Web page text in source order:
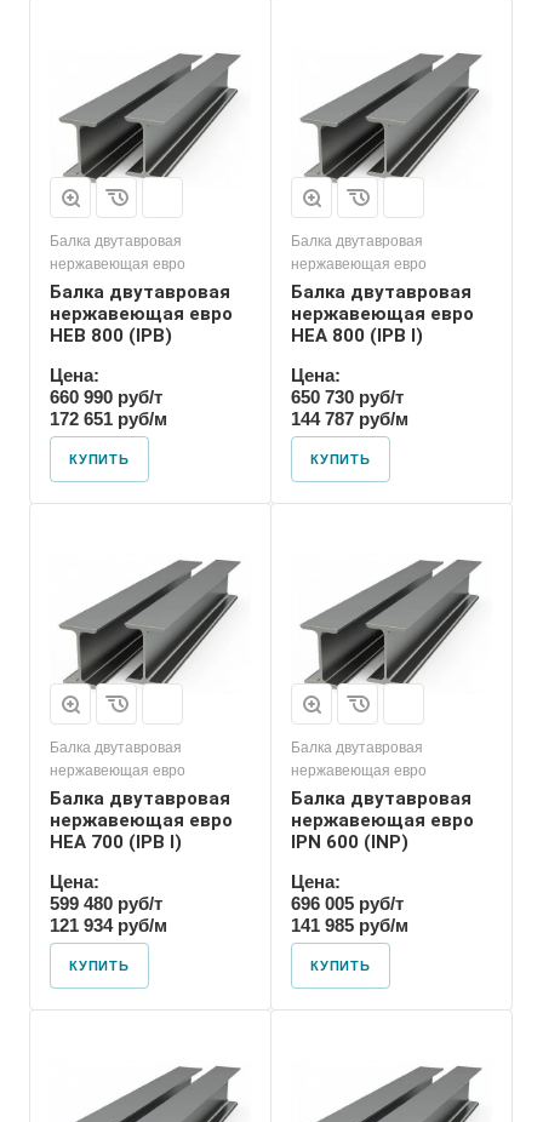
Балка двутавровая
нержавеющая евро
Балка двутавровая
нержавеющая евро
HEB 800 (IPB)
Цена:
660 990 руб/т
172 651 руб/м
КУПИТЬ
Балка двутавровая
нержавеющая евро
Балка двутавровая
нержавеющая евро
HEA 800 (IPB l)
Цена:
650 730 руб/т
144 787 руб/м
КУПИТЬ
Балка двутавровая
нержавеющая евро
Балка двутавровая
нержавеющая евро
HEA 700 (IPB l)
Цена:
599 480 руб/т
121 934 руб/м
КУПИТЬ
Балка двутавровая
нержавеющая евро
Балка двутавровая
нержавеющая евро
IPN 600 (INP)
Цена:
696 005 руб/т
141 985 руб/м
КУПИТЬ